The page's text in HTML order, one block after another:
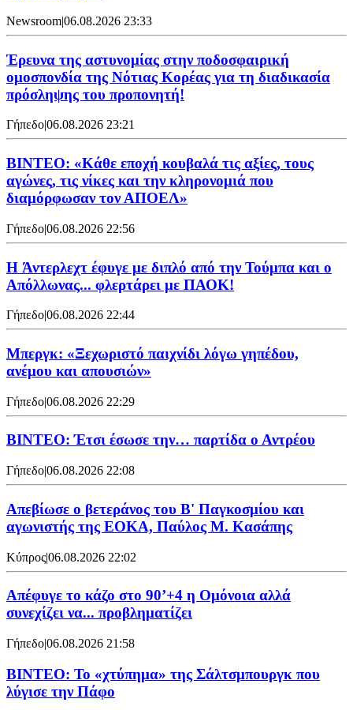
Newsroom|06.08.2026 23:33
Έρευνα της αστυνομίας στην ποδοσφαιρική
ομοσπονδία της Νότιας Κορέας για τη διαδικασία
πρόσληψης του προπονητή!
Γήπεδο|06.08.2026 23:21
ΒΙΝΤΕΟ: «Κάθε εποχή κουβαλά τις αξίες, τους
αγώνες, τις νίκες και την κληρονομιά που
διαμόρφωσαν τον ΑΠΟΕΛ»
Γήπεδο|06.08.2026 22:56
H Άντερλεχτ έφυγε με διπλό από την Τούμπα και ο
Απόλλωνας... φλερτάρει με ΠΑΟΚ!
Γήπεδο|06.08.2026 22:44
Μπεργκ: «Ξεχωριστό παιχνίδι λόγω γηπέδου,
ανέμου και απουσιών»
Γήπεδο|06.08.2026 22:29
ΒΙΝΤΕΟ: Έτσι έσωσε την… παρτίδα ο Αντρέου
Γήπεδο|06.08.2026 22:08
Απεβίωσε ο βετεράνος του Β' Παγκοσμίου και
αγωνιστής της ΕΟΚΑ, Παύλος Μ. Κασάπης
Κύπρος|06.08.2026 22:02
Απέφυγε το κάζο στο 90’+4 η Ομόνοια αλλά
συνεχίζει να... προβληματίζει
Γήπεδο|06.08.2026 21:58
ΒΙΝΤΕΟ: Το «χτύπημα» της Σάλτσμπουργκ που
λύγισε την Πάφο